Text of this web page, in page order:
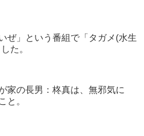
ぜ」という番組で「タガメ(水生
た。
家の長男：柊真は、無邪気に
と。